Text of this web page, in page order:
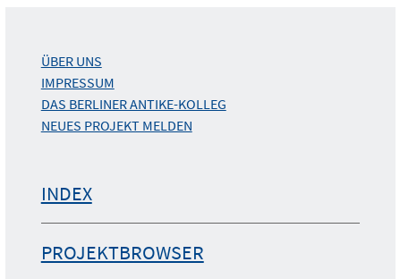
ÜBER UNS
IMPRESSUM
DAS BERLINER ANTIKE-KOLLEG
NEUES PROJEKT MELDEN
INDEX
PROJEKTBROWSER